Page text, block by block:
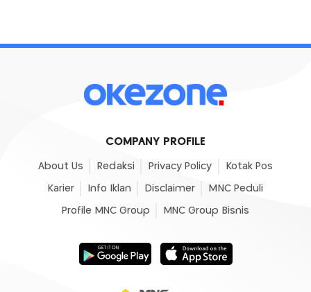
COMPANY PROFILE
About Us Redaksi Privacy Policy Kotak Pos
Karier Info Iklan Disclaimer MNC Peduli
Profile MNC Group MNC Group Bisnis